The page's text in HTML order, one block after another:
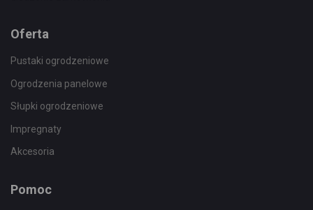
Oferta
Pustaki ogrodzeniowe
Ogrodzenia panelowe
Słupki ogrodzeniowe
Impregnaty
Akcesoria
Pomoc